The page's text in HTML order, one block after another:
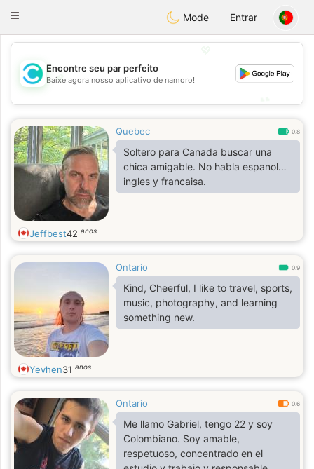
olombiaCitas
Toggle
Mode Entrar
💖
💕
Encontre seu par perfeito
Baixe agora nosso aplicativo de namoro!
Quebec 0.8
Soltero para Canada buscar una
chica amigable. No habla espanol…
ingles y francaisa.
Jeffbest42 anos
Ontario 0.9
Kind, Cheerful, I like to travel, sports,
music, photography, and learning
something new.
Yevhen31 anos
Ontario 0.6
Me llamo Gabriel, tengo 22 y soy
Colombiano. Soy amable,
respetuoso, concentrado en el